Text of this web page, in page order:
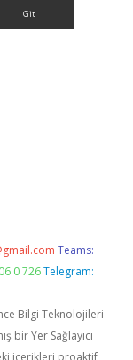
Teams:
0 726 Telegram:
Bilgi Teknolojileri
bir Yer Sağlayıcı
içerikleri proaktif